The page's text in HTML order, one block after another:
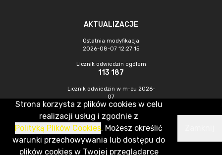
AKTUALIZACJE
Ostatnia modyfikacja
2026-08-07 12:27:15
Licznik odwiedzin ogółem
113 187
Licznik odwiedzin w m-cu 2026-
07
517
CMS & Hosting: Nefeni Sp. z o.o.
Strona korzysta z plików cookies w celu
realizacji usług i zgodnie z
Polityką Plików Cookies. Możesz określić
warunki przechowywania lub dostępu do
plików cookies w Twojej przeglądarce